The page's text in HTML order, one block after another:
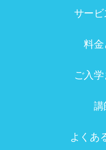
サー
料金
ご入
講
よくあ